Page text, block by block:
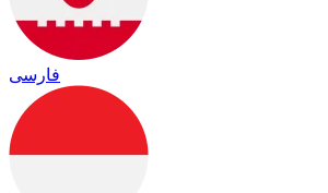
فارسی